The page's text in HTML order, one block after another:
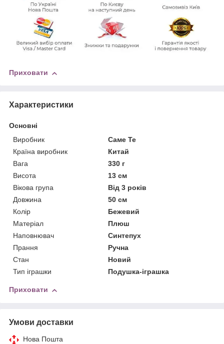
Приховати
Характеристики
Основні
Виробник
Саме Те
Країна виробник
Китай
Вага
330 г
Висота
13 см
Вікова група
Від 3 років
Довжина
50 см
Колір
Бежевий
Матеріал
Плюш
Наповнювач
Синтепух
Прання
Ручна
Стан
Новий
Тип іграшки
Подушка-іграшка
Приховати
Умови доставки
Нова Пошта